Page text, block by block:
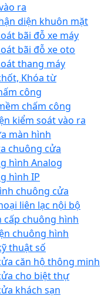
ra
diện khuôn mặt
bãi đỗ xe máy
bãi đỗ xe oto
thang máy
Khóa từ
công
chấm công
kiểm soát vào ra
màn hình
chuông cửa
hình Analog
hình IP
chuông cửa
liên lạc nội bộ
cấp chuông hình
chuông hình
thuật số
căn hộ thông minh
cho biệt thự
khách sạn